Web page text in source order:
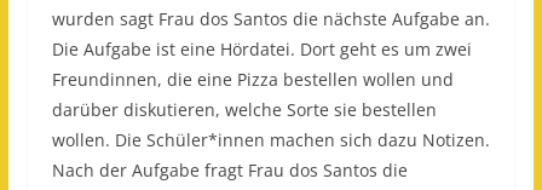
wurden sagt Frau dos Santos die nächste Aufgabe an.
Die Aufgabe ist eine Hördatei. Dort geht es um zwei
Freundinnen, die eine Pizza bestellen wollen und
darüber diskutieren, welche Sorte sie bestellen
wollen. Die Schüler*innen machen sich dazu Notizen.
Nach der Aufgabe fragt Frau dos Santos die